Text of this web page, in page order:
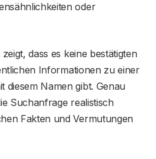
oder
dass es keine bestätigten
Informationen zu einer
diesem Namen gibt. Genau
Suchanfrage realistisch
Fakten und Vermutungen